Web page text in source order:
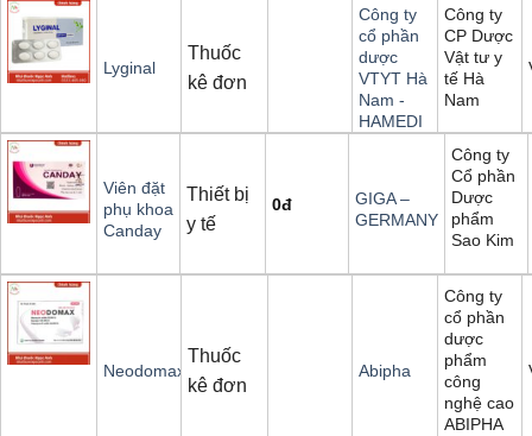
Lyginal
Thuốc
kê đơn
Công ty
cổ phần
dược
VTYT Hà
Nam -
HAMEDI
Công ty
CP Dược
Vật tư y
tế Hà
Nam
Viên đặt
phụ khoa
Canday
Thiết bị
y tế
0đ
GIGA –
GERMANY
Công ty
Cổ phần
Dược
phẩm
Sao Kim
Neodomax
Thuốc
kê đơn
Abipha
Công ty
cổ phần
dược
phẩm
công
nghệ cao
ABIPHA